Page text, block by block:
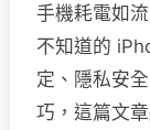
手機耗電如
不知道的
定、隱私安
巧，這篇文